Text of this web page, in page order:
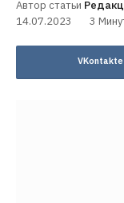
14.07.2023
3
VKontakte